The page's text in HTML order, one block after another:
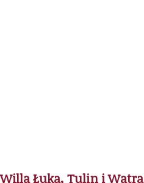
Willa Łuka, Tulin i Watra